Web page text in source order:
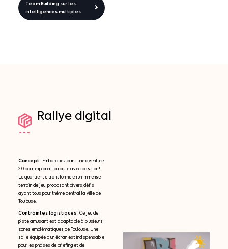
Team Building sur les
intelligences multiples
Rallye digital
Concept :Embarquez dans une aventure
2.0 pour explorer Toulouse avec passion !
Le quartier se transforme en un immense
terrain de jeu, proposant divers défis
ayant tous pour thème central la ville de
Toulouse.
Contraintes logistiques :Ce jeu de
piste amusant est adaptable à plusieurs
zones emblématiques de Toulouse. Une
salle équipée d’un écran est indispensable
pour les phases de briefing et de